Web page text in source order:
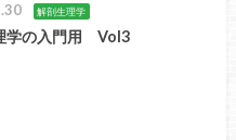
解剖生理学
学の入門用 Vol3